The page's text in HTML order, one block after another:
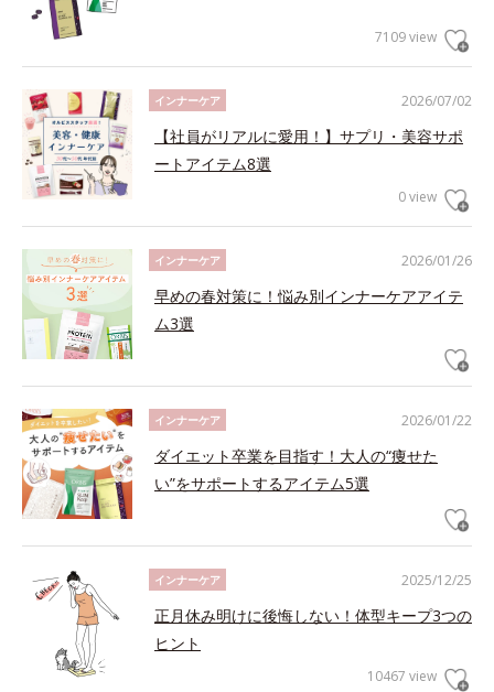
7109 view
2026/07/02
インナーケア
【社員がリアルに愛用！】サプリ・美容サポ
ートアイテム8選
0 view
2026/01/26
インナーケア
早めの春対策に！悩み別インナーケアアイテ
ム3選
2026/01/22
インナーケア
ダイエット卒業を目指す！大人の“痩せた
い”をサポートするアイテム5選
2025/12/25
インナーケア
正月休み明けに後悔しない！体型キープ3つの
ヒント
10467 view